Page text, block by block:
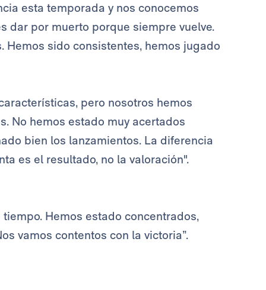
esta temporada y nos conocemos
dar por muerto porque siempre vuelve.
sido consistentes, hemos jugado
pero nosotros hemos
No hemos estado muy acertados
bien los lanzamientos. La diferencia
es el resultado, no la valoración".
Hemos estado concentrados,
vamos contentos con la victoria”.